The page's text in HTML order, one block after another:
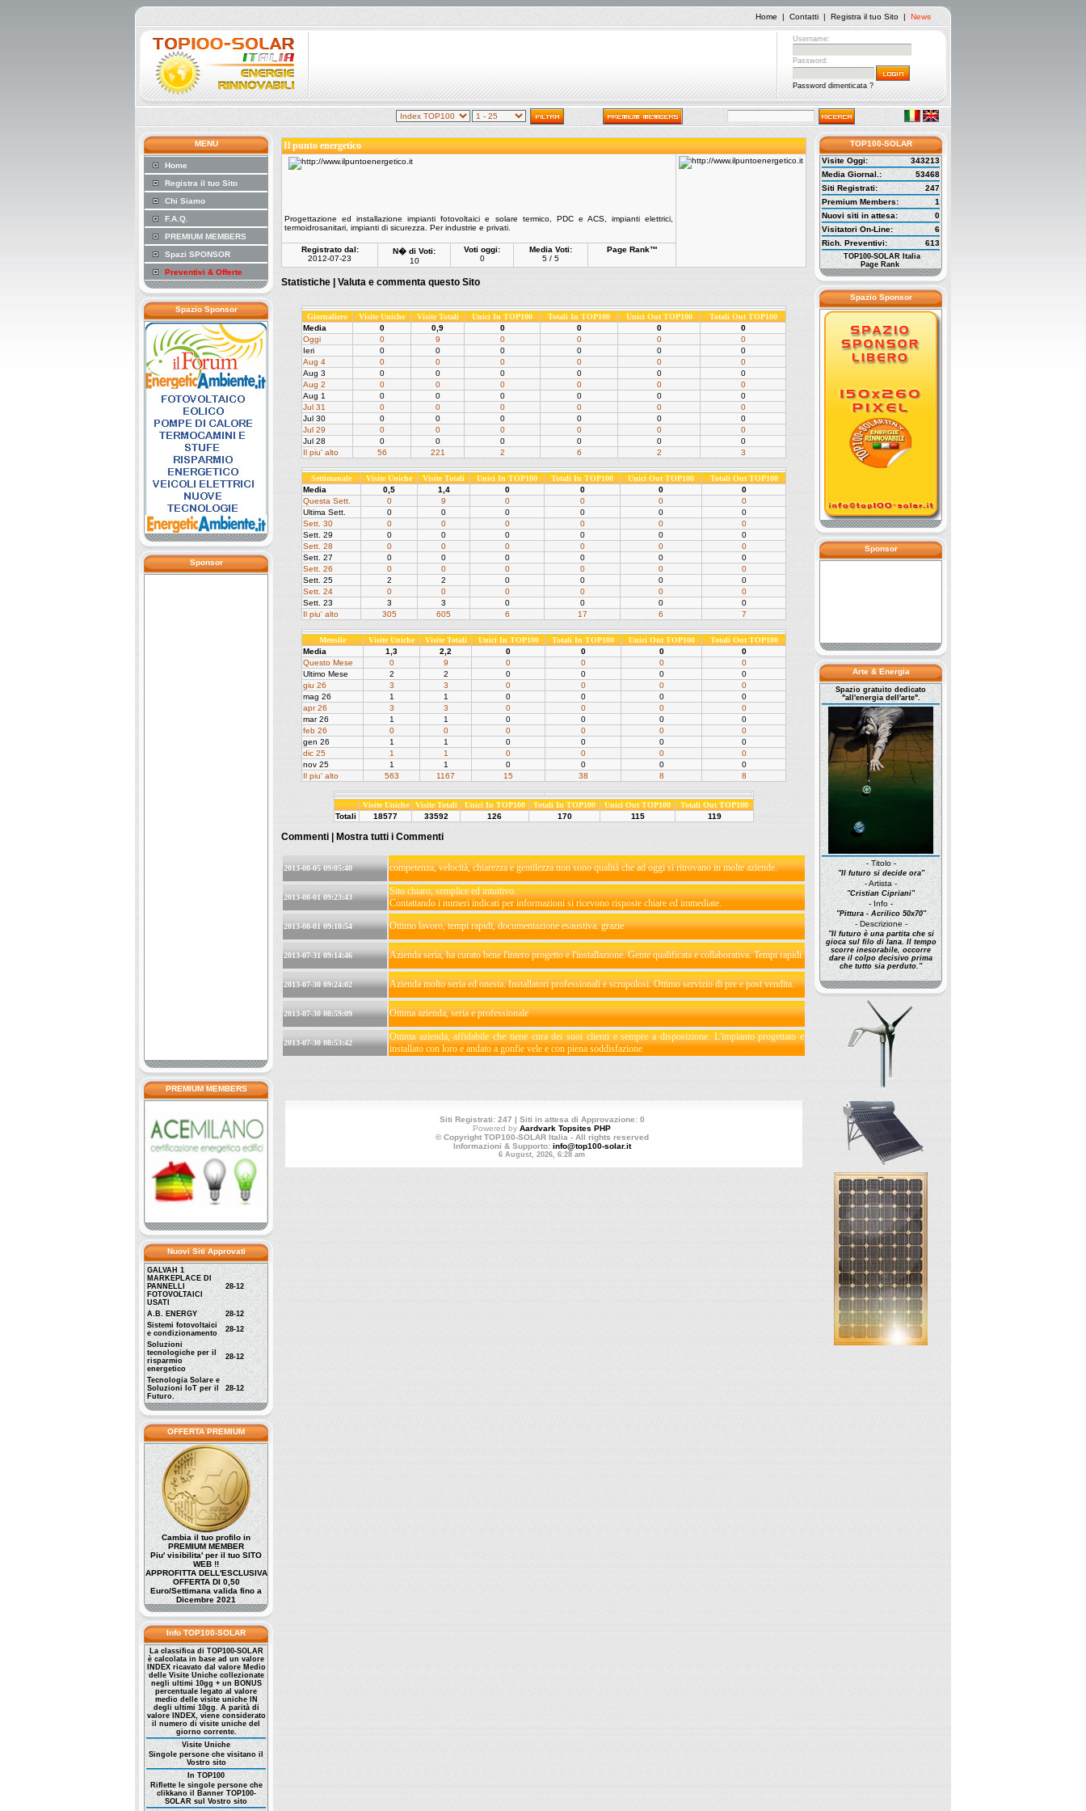
Home | Contatti | Registra il tuo Sito | News
Username:
Password:
Password dimenticata ?
MENU
Home
Registra il tuo Sito
Chi Siamo
F.A.Q.
PREMIUM MEMBERS
Spazi SPONSOR
Preventivi & Offerte
Spazio Sponsor
Sponsor
PREMIUM MEMBERS
Nuovi Siti Approvati
GALVAH 1
MARKEPLACE DI
PANNELLI
FOTOVOLTAICI
USATI
28-12
A.B. ENERGY
28-12
Sistemi fotovoltaici
e condizionamento
28-12
Soluzioni
tecnologiche per il
risparmio
energetico
28-12
Tecnologia Solare e
Soluzioni IoT per il
Futuro.
28-12
OFFERTA PREMIUM
Cambia il tuo profilo in
PREMIUM MEMBER
Piu' visibilita' per il tuo SITO
WEB !!
APPROFITTA DELL'ESCLUSIVA
OFFERTA DI 0,50
Euro/Settimana valida fino a
Dicembre 2021
Info TOP100-SOLAR
La classifica di TOP100-SOLAR
è calcolata in base ad un valore
INDEX ricavato dal valore Medio
delle Visite Uniche collezionate
negli ultimi 10gg + un BONUS
percentuale legato al valore
medio delle visite uniche IN
degli ultimi 10gg. A parità di
valore INDEX, viene considerato
il numero di visite uniche del
giorno corrente.
Visite Uniche
Singole persone che visitano il
Vostro sito
In TOP100
Riflette le singole persone che
clikkano il Banner TOP100-
SOLAR sul Vostro sito
Il punto energetico
Progettazione ed installazione impianti fotovoltaici e solare termico, PDC e ACS, impianti elettrici,
termoidrosanitari, impianti di sicurezza. Per industrie e privati.
Registrato dal:
2012-07-23
N� di Voti:
10
Voti oggi:
0
Media Voti:
5 / 5
Page Rank™
Statistiche | Valuta e commenta questo Sito
Giornaliero Visite Uniche Visite Totali Unici In TOP100 Totali In TOP100 Unici Out TOP100
Totali Out TOP100
Media
0 0,9 0 0 0
0
Oggi
0 9 0 0 0
0
Ieri
0 0 0 0 0
0
Aug 4
0 0 0 0 0
0
Aug 3
0 0 0 0 0
0
Aug 2
0 0 0 0 0
0
Aug 1
0 0 0 0 0
0
Jul 31
0 0 0 0 0
0
Jul 30
0 0 0 0 0
0
Jul 29
0 0 0 0 0
0
Jul 28
0 0 0 0 0
0
Il piu' alto
56 221 2 6 2 3
Settimanale Visite Uniche Visite Totali Unici In TOP100 Totali In TOP100 Unici Out TOP100
Totali Out TOP100
Media
0,5 1,4 0 0 0
0
Questa Sett.
0 9 0 0 0
0
Ultima Sett.
0 0 0 0 0
0
Sett. 30
0 0 0 0 0
0
Sett. 29
0 0 0 0 0
0
Sett. 28
0 0 0 0 0
0
Sett. 27
0 0 0 0 0
0
Sett. 26
0 0 0 0 0
0
Sett. 25
2 2 0 0 0
0
Sett. 24
0 0 0 0 0
0
Sett. 23
3 3 0 0 0
0
Il piu' alto
305 605 6 17 6 7
Mensile Visite Uniche Visite Totali Unici In TOP100 Totali In TOP100 Unici Out TOP100
Totali Out TOP100
Media
1,3 2,2 0 0 0
0
Questo Mese
0 9 0 0 0
0
Ultimo Mese
2 2 0 0 0
0
giu 26
3 3 0 0 0
0
mag 26
1 1 0 0 0
0
apr 26
3 3 0 0 0
0
mar 26
1 1 0 0 0
0
feb 26
0 0 0 0 0
0
gen 26
1 1 0 0 0
0
dic 25
1 1 0 0 0
0
nov 25
1 1 0 0 0
0
Il piu' alto
563 1167 15 38 8 8
Visite Uniche Visite Totali Unici In TOP100 Totali In TOP100 Unici Out TOP100
Totali Out TOP100
Totali
18577 33592 126 170 115 119
Commenti | Mostra tutti i Commenti
2013-08-05 09:05:40 competenza, velocità, chiarezza e gentilezza non sono qualità che ad oggi si ritrovano in molte aziende.
2013-08-01 09:23:43
Sito chiaro, semplice ed intuitivo.
Contattando i numeri indicati per informazioni si ricevono risposte chiare ed immediate.
2013-08-01 09:18:54 Ottimo lavoro, tempi rapidi, documentazione esaustiva. grazie
2013-07-31 09:14:46 Azienda seria, ha curato bene l'intero progetto e l'installazione. Gente qualificata e collaborativa. Tempi rapidi
2013-07-30 09:24:02 Azienda molto seria ed onesta. Installatori professionali e scrupolosi. Ottimo servizio di pre e post vendita.
2013-07-30 08:59:09 Ottima azienda, seria e professionale
2013-07-30 08:53:42
Ottima azienda, affidabile che tiene cura dei suoi clienti e sempre a disposizione. L'impianto progettato e
installato con loro e andato a gonfie vele e con piena soddisfazione
Siti Registrati: 247 | Siti in attesa di Approvazione: 0
Powered by Aardvark Topsites PHP
© Copyright TOP100-SOLAR Italia - All rights reserved
Informazioni & Supporto: info@top100-solar.it
6 August, 2026, 6:28 am
TOP100-SOLAR
Visite Oggi:
343213
Media Giornal.:
53468
Siti Registrati:
247
Premium Members:
1
Nuovi siti in attesa:
0
Visitatori On-Line:
6
Rich. Preventivi:
613
TOP100-SOLAR Italia
Page Rank
Spazio Sponsor
Sponsor
Arte & Energia
Spazio gratuito dedicato
"all'energia dell'arte".
- Titolo -
"Il futuro si decide ora"
- Artista -
"Cristian Cipriani"
- Info -
"Pittura - Acrilico 50x70"
- Descrizione -
"Il futuro è una partita che si
gioca sul filo di lana. Il tempo
scorre inesorabile, occorre
dare il colpo decisivo prima
che tutto sia perduto."